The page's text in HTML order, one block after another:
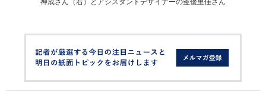
神成さん（右）とアシスタントデザイナーの釜優里佳さん